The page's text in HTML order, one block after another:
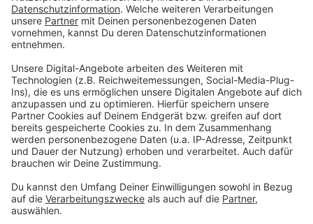
Garath: 3,03%
Holthausen : 3,78%
Lierenfeld: 3,84%
AfD-Highlights:
Garath: 30,95%
Hafen: 21,84%
Hassels: 18,80%
AfD-Lowlights:
Golzheim: 6,84%
Kalkum: 7,04%